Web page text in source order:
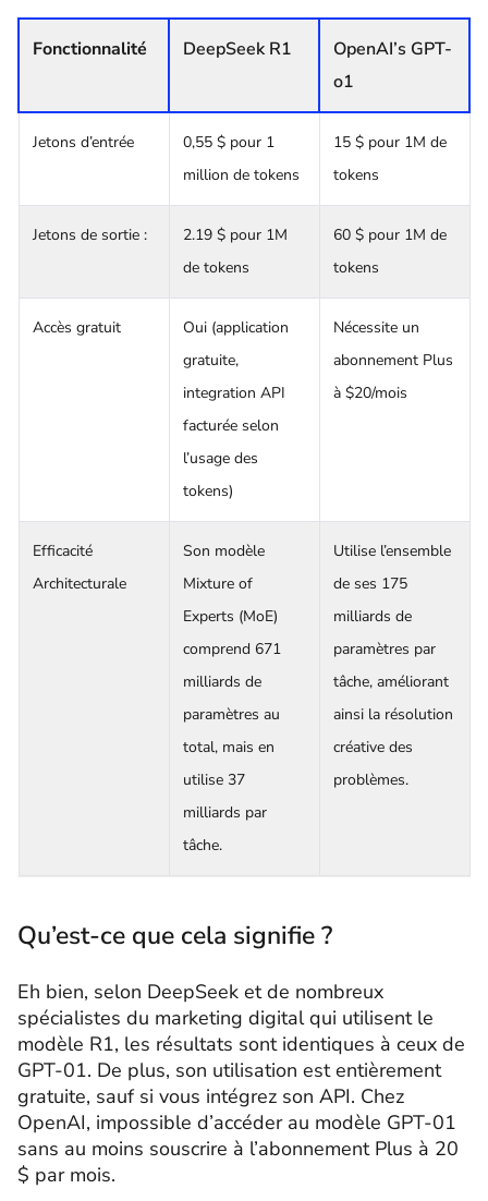
Fonctionnalité DeepSeek R1
OpenAI’s GPT-
o1
Jetons d’entrée
0,55 $ pour 1
million de tokens
15 $ pour 1M de
tokens
Jetons de sortie :
2.19 $ pour 1M
de tokens
60 $ pour 1M de
tokens
Accès gratuit
Oui (application
gratuite,
integration API
facturée selon
l’usage des
tokens)
Nécessite un
abonnement Plus
à $20/mois
Efficacité
Architecturale
Son modèle
Mixture of
Experts (MoE)
comprend 671
milliards de
paramètres au
total, mais en
utilise 37
milliards par
tâche.
Utilise l’ensemble
de ses 175
milliards de
paramètres par
tâche, améliorant
ainsi la résolution
créative des
problèmes.
Qu’est-ce que cela signifie ?
Eh bien, selon DeepSeek et de nombreux
spécialistes du marketing digital qui utilisent le
modèle R1, les résultats sont identiques à ceux de
GPT-01. De plus, son utilisation est entièrement
gratuite, sauf si vous intégrez son API. Chez
OpenAI, impossible d’accéder au modèle GPT-01
sans au moins souscrire à l’abonnement Plus à 20
$ par mois.